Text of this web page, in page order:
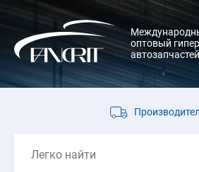
оптовый
автозапчастей